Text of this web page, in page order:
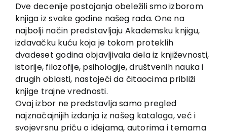
Dve decenije postojanja obeležili smo izborom
knjiga iz svake godine našeg rada. One na
najbolji način predstavljaju Akademsku knjigu,
izdavačku kuću koja je tokom proteklih
dvadeset godina objavljivala dela iz književnosti,
istorije, filozofije, psihologije, društvenih nauka i
drugih oblasti, nastojeći da čitaocima približi
knjige trajne vrednosti.
Ovaj izbor ne predstavlja samo pregled
najznačajnijih izdanja iz našeg kataloga, već i
svojevrsnu priču o idejama, autorima i temama